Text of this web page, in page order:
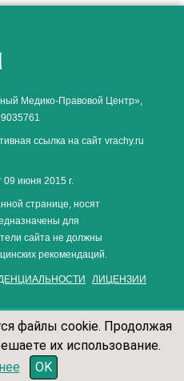
Медико-Правовой Центр»,
ссылка на сайт vrachy.ru
июня 2015 г.
странице, носят
для
сайта не должны
рекомендаций.
ЛИЦЕНЗИИ
по телефону
файлы cookie. Продолжая
их использование.
OK